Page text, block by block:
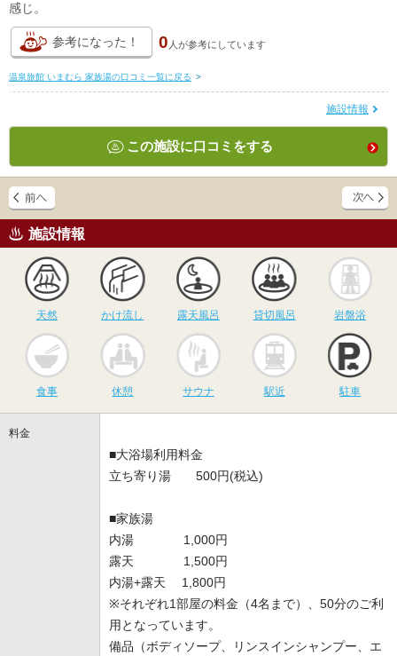
感じ。
参考になった！ 0 人が参考にしています
温泉旅館 いまむら 家族湯の口コミ一覧に戻る >
施設情報
この施設に口コミをする
施設情報
天然
かけ流し
かけ流し
露天風呂
露天風呂
貸切風呂
貸切風呂 岩盤浴
食事 休憩
サウナ
サウナ 駅近 駐車
料金
■大浴場利用料金
立ち寄り湯 500円(税込)
■家族湯
内湯 1,000円
露天 1,500円
内湯+露天 1,800円
※それぞれ1部屋の料金（4名まで）、50分のご利
用となっています。
備品（ボディソープ、リンスインシャンプー、エ